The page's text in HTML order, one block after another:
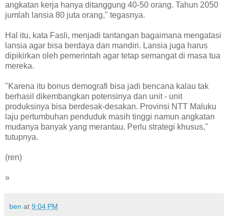
angkatan kerja hanya ditanggung 40-50 orang. Tahun 2050
jumlah lansia 80 juta orang," tegasnya.
Hal itu, kata Fasli, menjadi tantangan bagaimana mengatasi
lansia agar bisa berdaya dan mandiri. Lansia juga harus
dipikirkan oleh pemerintah agar tetap semangat di masa tua
mereka.
"Karena itu bonus demografi bisa jadi bencana kalau tak
berhasil dikembangkan potensinya dan unit - unit
produksinya bisa berdesak-desakan. Provinsi NTT Maluku
laju pertumbuhan penduduk masih tinggi namun angkatan
mudanya banyak yang merantau. Perlu strategi khusus,"
tutupnya.
(ren)
»
ben at 9:04 PM